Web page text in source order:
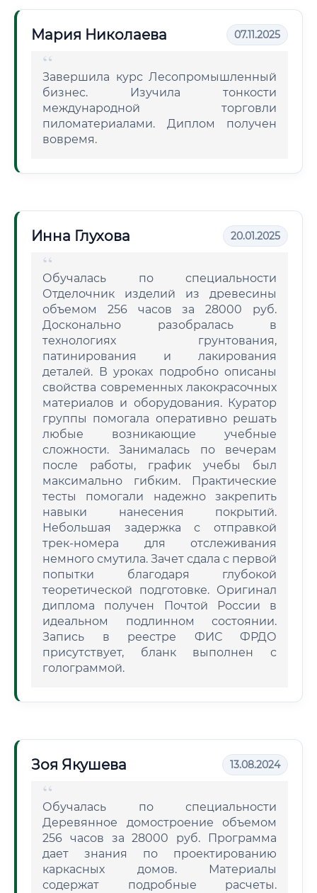
Мария Николаева 07.11.2025
Завершила курс Лесопромышленный
бизнес. Изучила тонкости
международной торговли
пиломатериалами. Диплом получен
вовремя.
Инна Глухова 20.01.2025
Обучалась по специальности
Отделочник изделий из древесины
объемом 256 часов за 28000 руб.
Досконально разобралась в
технологиях грунтования,
патинирования и лакирования
деталей. В уроках подробно описаны
свойства современных лакокрасочных
материалов и оборудования. Куратор
группы помогала оперативно решать
любые возникающие учебные
сложности. Занималась по вечерам
после работы, график учебы был
максимально гибким. Практические
тесты помогали надежно закрепить
навыки нанесения покрытий.
Небольшая задержка с отправкой
трек-номера для отслеживания
немного смутила. Зачет сдала с первой
попытки благодаря глубокой
теоретической подготовке. Оригинал
диплома получен Почтой России в
идеальном подлинном состоянии.
Запись в реестре ФИС ФРДО
присутствует, бланк выполнен с
голограммой.
Зоя Якушева 13.08.2024
Обучалась по специальности
Деревянное домостроение объемом
256 часов за 28000 руб. Программа
дает знания по проектированию
каркасных домов. Материалы
содержат подробные расчеты.